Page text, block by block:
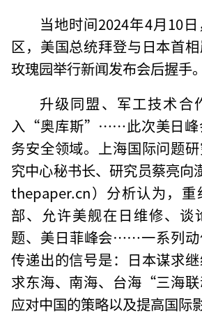
当地时间2024年4月10
区，美国总统拜登与日本首
玫瑰园举行新闻发布会后握手
升级同盟、军工技术合
入“奥库斯”……此次美日峰
务安全领域。上海国际问题
究中心秘书长、研究员蔡亮向
thepaper.cn）分析认为，重
部、允许美舰在日维修、谈
题、美日菲峰会……一系列动
传递出的信号是：日本谋求
求东海、南海、台海“三海
应对中国的策略以及提高国际